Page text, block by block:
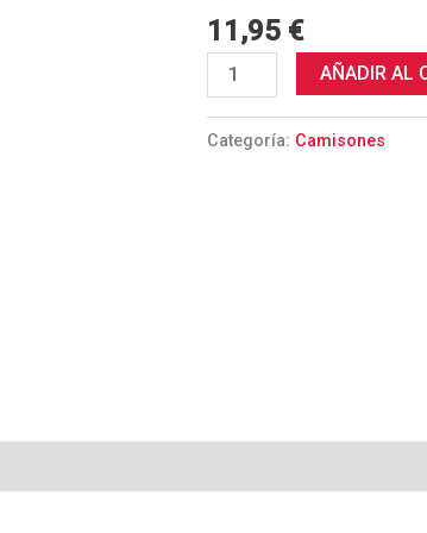
11,95 €
AÑADIR AL
Categoría: Camisones